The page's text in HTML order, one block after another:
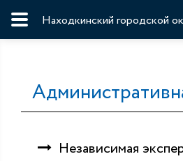
Находкинский городской
Независимая